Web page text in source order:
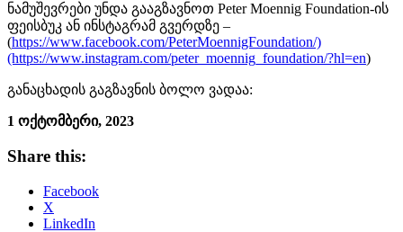
ნამუშევრები უნდა გააგზავნოთ Peter Moennig Foundation-ის
ფეისბუკ ან ინსტაგრამ გვერდზე –
(https://www.facebook.com/PeterMoennigFoundation/)
(https://www.instagram.com/peter_moennig_foundation/?hl=en)
განაცხადის გაგზავნის ბოლო ვადაა:
1 ოქტომბერი, 2023
Share this:
Facebook
X
LinkedIn